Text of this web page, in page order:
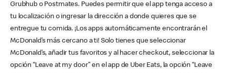
Grubhub o Postmates. Puedes permitir que el app tenga acceso a
tu localización o ingresar la dirección a donde quieres que se
entregue tu comida. ¡Los apps automáticamente encontrarán el
McDonald’s más cercano a ti! Solo tienes que seleccionar
McDonald’s, añadir tus favoritos y al hacer checkout, seleccionar la
opción “Leave at my door” en el app de Uber Eats, la opción “Leave